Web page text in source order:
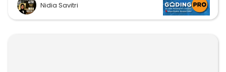
Nidia Savitri